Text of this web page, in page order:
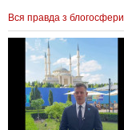
Вся правда з блогосфери